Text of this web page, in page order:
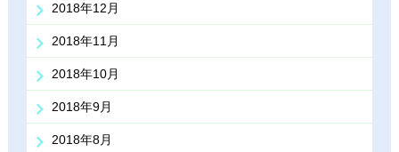
2018年12月
2018年11月
2018年10月
2018年9月
2018年8月